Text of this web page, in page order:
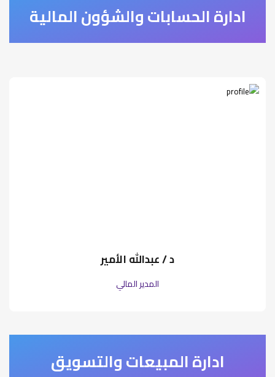
ادارة الحسابات والشؤون المالية
د / عبدالله الأمير
المدير المالي
ادارة المبيعات والتسويق